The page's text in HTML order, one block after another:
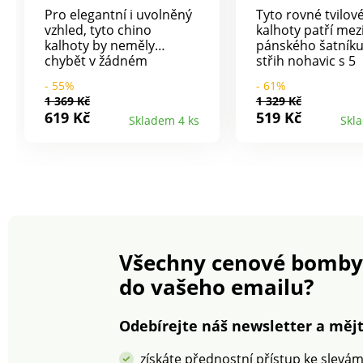
Pro elegantní i uvolněný
vzhled, tyto chino
kalhoty by neměly
chybět v žádném
Dokonale padnoucí, z
pružného plátna pro
volnost pohybu. Vnitřní
- 55%
1 369 Kč
619 Kč Skladem 4 ks
Tyto rovné
kalhoty patří
pánského
střih nohavic s 5
Poklopec na zip a
2 kapsy a 1
Vzadu zvýšení
- 61%
1 329 Kč
519 Kč
Všechny cenové bomby
do vašeho emailu?
Odebírejte náš newsletter a
získáte přednostní přístup ke